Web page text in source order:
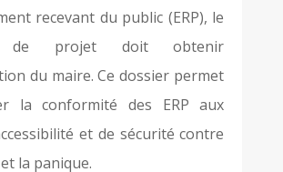
recevant du public (ERP), le
de projet doit obtenir
du maire. Ce dossier permet
la conformité des ERP aux
et de sécurité contre
la panique.